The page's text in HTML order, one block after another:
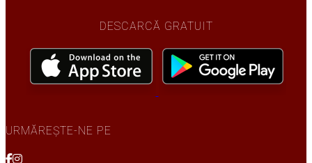
DESCARCĂ GRATUIT
URMĂREȘTE-NE PE